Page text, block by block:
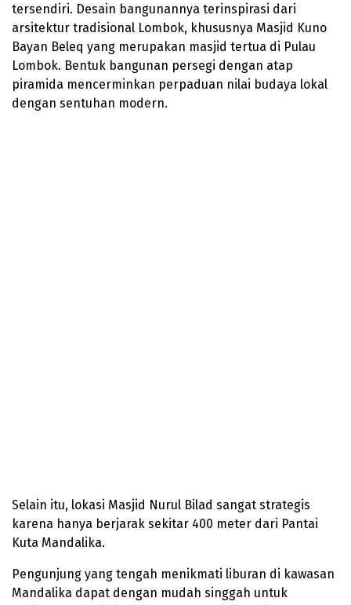
tersendiri. Desain bangunannya terinspirasi dari
arsitektur tradisional Lombok, khususnya Masjid Kuno
Bayan Beleq yang merupakan masjid tertua di Pulau
Lombok. Bentuk bangunan persegi dengan atap
piramida mencerminkan perpaduan nilai budaya lokal
dengan sentuhan modern.
Selain itu, lokasi Masjid Nurul Bilad sangat strategis
karena hanya berjarak sekitar 400 meter dari Pantai
Kuta Mandalika.
Pengunjung yang tengah menikmati liburan di kawasan
Mandalika dapat dengan mudah singgah untuk